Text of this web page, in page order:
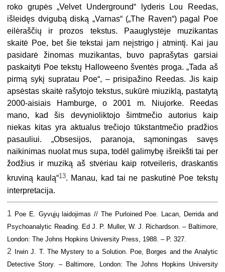
roko grupės „Velvet Underground“ lyderis Lou Reedas,
išleidęs dvigubą diską „Varnas“ („The Raven“) pagal Poe
eilėraščių ir prozos tekstus. Paauglystėje muzikantas
skaitė Poe, bet šie tekstai jam neįstrigo į atmintį. Kai jau
pasidarė žinomas muzikantas, buvo paprašytas garsiai
paskaityti Poe tekstų Halloweeno šventės proga. „Tada aš
pirmą sykį supratau Poe“, – prisipažino Reedas. Jis kaip
apsėstas skaitė rašytojo tekstus, sukūrė miuziklą, pastatytą
2000-aisiais Hamburge, o 2001 m. Niujorke. Reedas
mano, kad šis devynioliktojo šimtmečio autorius kaip
niekas kitas yra aktualus trečiojo tūkstantmečio pradžios
pasauliui. „Obsesijos, paranoja, sąmoningas savęs
naikinimas nuolat mus supa, todėl galimybę išreikšti tai per
žodžius ir muziką aš stvėriau kaip rotveileris, draskantis
kruviną kaulą“13. Manau, kad tai ne paskutinė Poe tekstų
interpretacija.
1 Poe E. Gyvųjų laidojimas // The Purloined Poe. Lacan, Derrida and
Psychoanalytic Reading. Ed J. P. Muller, W. J. Richardson. – Baltimore,
London: The Johns Hopkins University Press, 1988. – P. 327.
2 Irwin J. T. The Mystery to a Solution. Poe, Borges and the Analytic
Detective Story. – Baltimore, London: The Johns Hopkins University